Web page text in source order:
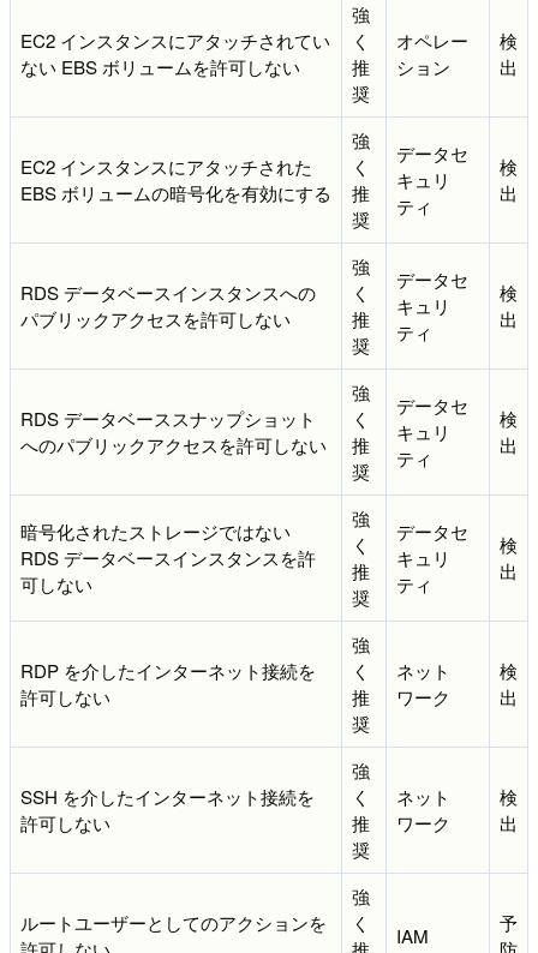
EC2 インスタンスにアタッチされてい
ない EBS ボリュームを許可しない
強
く
推
奨
オペレー
ション
検
出
EC2 インスタンスにアタッチされた
EBS ボリュームの暗号化を有効にする
強
く
推
奨
データセ
キュリ
ティ
検
出
RDS データベースインスタンスへの
パブリックアクセスを許可しない
強
く
推
奨
データセ
キュリ
ティ
検
出
RDS データベーススナップショット
へのパブリックアクセスを許可しない
強
く
推
奨
データセ
キュリ
ティ
検
出
暗号化されたストレージではない
RDS データベースインスタンスを許
可しない
強
く
推
奨
データセ
キュリ
ティ
検
出
RDP を介したインターネット接続を
許可しない
強
く
推
奨
ネット
ワーク
検
出
SSH を介したインターネット接続を
許可しない
強
く
推
奨
ネット
ワーク
検
出
ルートユーザーとしてのアクションを
強
く
IAM
予